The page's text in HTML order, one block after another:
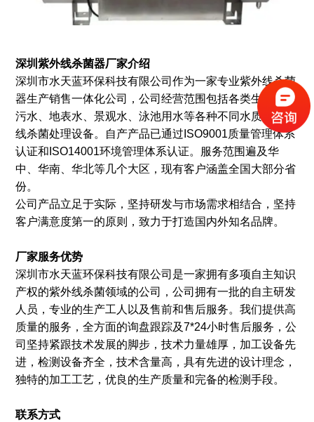
深圳紫外线杀菌器厂家介绍
深圳市水天蓝环保科技有限公司作为一家专业紫外线杀菌
器生产销售一体化公司，公司经营范围包括各类生产生活
污水、地表水、景观水、泳池用水等各种不同水质的紫外
线杀菌处理设备。自产产品已通过ISO9001质量管理体系
认证和ISO14001环境管理体系认证。服务范围遍及华
中、华南、华北等几个大区，现有客户涵盖全国大部分省
份。
公司产品立足于实际，坚持研发与市场需求相结合，坚持
客户满意度第一的原则，致力于打造国内外知名品牌。
厂家服务优势
深圳市水天蓝环保科技有限公司是一家拥有多项自主知识
产权的紫外线杀菌领域的公司，公司拥有一批的自主研发
人员，专业的生产工人以及售前和售后服务。我们提供高
质量的服务，全方面的询盘跟踪及7*24小时售后服务，公
司坚持紧跟技术发展的脚步，技术力量雄厚，加工设备先
进，检测设备齐全，技术含量高，具有先进的设计理念，
独特的加工工艺，优良的生产质量和完备的检测手段。
联系方式